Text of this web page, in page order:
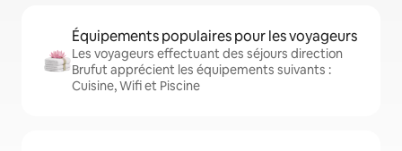
Équipements populaires pour les voyageurs
Les voyageurs effectuant des séjours direction
Brufut apprécient les équipements suivants :
Cuisine, Wifi et Piscine